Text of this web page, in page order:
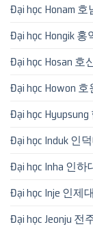
Đại học Honam
Đại học Hongik
Đại học Hosan 호
Đại học Howon
Đại học
Đại học Induk 인
Đại học Inha 인하
Đại học Inje 인제
Đại học Jeonju 전